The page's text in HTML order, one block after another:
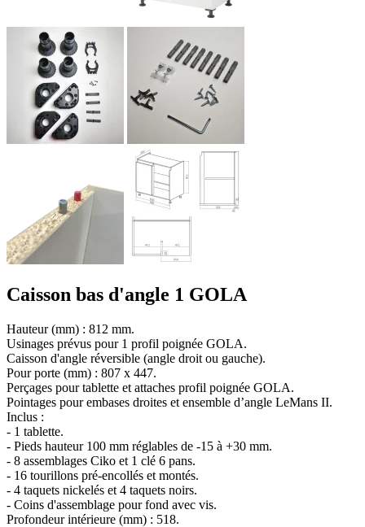
Caisson bas d'angle 1 GOLA
Hauteur (mm) : 812 mm.
Usinages prévus pour 1 profil poignée GOLA.
Caisson d'angle réversible (angle droit ou gauche).
Pour porte (mm) : 807 x 447.
Perçages pour tablette et attaches profil poignée GOLA.
Pointages pour embases droites et ensemble d’angle LeMans II.
Inclus :
- 1 tablette.
- Pieds hauteur 100 mm réglables de -15 à +30 mm.
- 8 assemblages Ciko et 1 clé 6 pans.
- 16 tourillons pré-encollés et montés.
- 4 taquets nickelés et 4 taquets noirs.
- Coins d'assemblage pour fond avec vis.
Profondeur intérieure (mm) : 518.